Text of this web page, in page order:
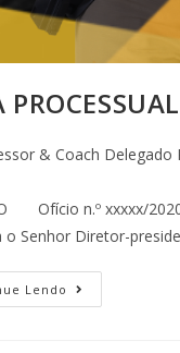
& Coach Delegado
Ofício n.º xxxxx/2020
o Senhor Diretor-
Lendo